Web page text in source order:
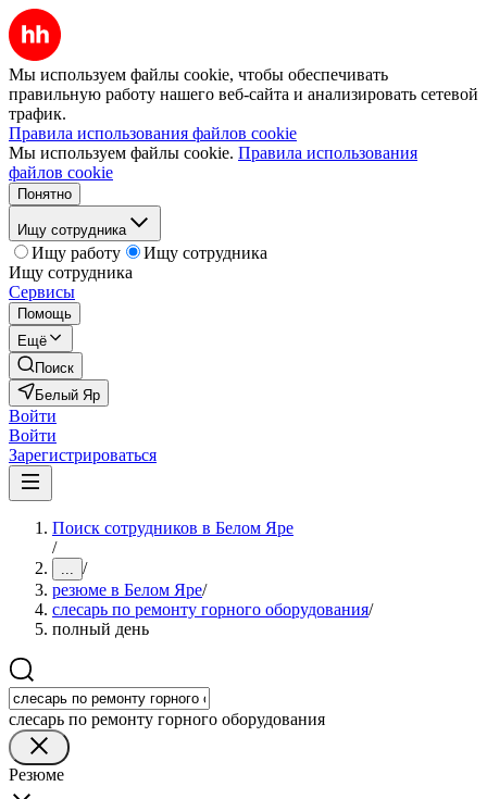
Мы используем файлы cookie, чтобы обеспечивать
правильную работу нашего веб-сайта и анализировать сетевой
трафик.
Правила использования файлов cookie
Мы используем файлы cookie. Правила использования
файлов cookie
Понятно
Ищу сотрудника
Ищу работу
Ищу сотрудника
Ищу сотрудника
Сервисы
Помощь
Ещё
Поиск
Белый Яр
Войти
Войти
Зарегистрироваться
Поиск сотрудников в Белом Яре
/
... /
резюме в Белом Яре/
слесарь по ремонту горного оборудования/
полный день
слесарь по ремонту горного оборудования
Резюме